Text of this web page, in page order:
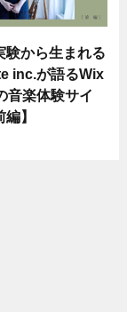
験から生まれる
inc.が語るWix
音楽体験サイ
】